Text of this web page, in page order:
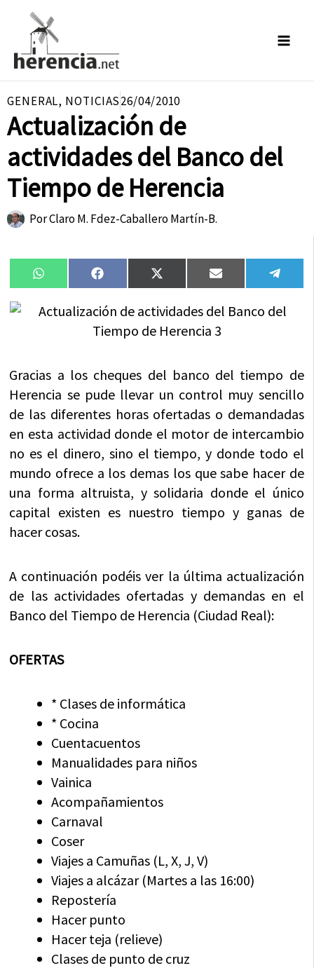
contenido
GENERAL, NOTICIAS26/04/2010
Actualización de
actividades del Banco del
Tiempo de Herencia
PorClaro M. Fdez-Caballero Martín-B.
Compartir
en
WhatsAppCompartir
en
FacebookCompartir
en
X
(Twitter)
Compartir
en
Email
en
Gracias a los cheques del banco del tiempo de
Herencia se pude llevar un control muy sencillo
de las diferentes horas ofertadas o demandadas
en esta actividad donde el motor de intercambio
no es el dinero, sino el tiempo, y donde todo el
mundo ofrece a los demas los que sabe hacer de
una forma altruista, y solidaria donde el único
capital existen es nuestro tiempo y ganas de
hacer cosas.
A continuación podéis ver la última actualización
de las actividades ofertadas y demandas en el
Banco del Tiempo de Herencia (Ciudad Real):
OFERTAS
* Clases de informática
* Cocina
Cuentacuentos
Manualidades para niños
Vainica
Acompañamientos
Carnaval
Coser
Viajes a Camuñas (L, X, J, V)
Viajes a alcázar (Martes a las 16:00)
Repostería
Hacer punto
Hacer teja (relieve)
Clases de punto de cruz